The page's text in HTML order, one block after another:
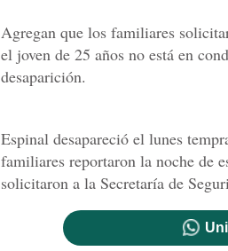
Agregan que los familiares
el joven de 25 años no está en
desaparición.
Espinal desapareció el lunes
familiares reportaron la noche de
solicitaron a la Secretaría de